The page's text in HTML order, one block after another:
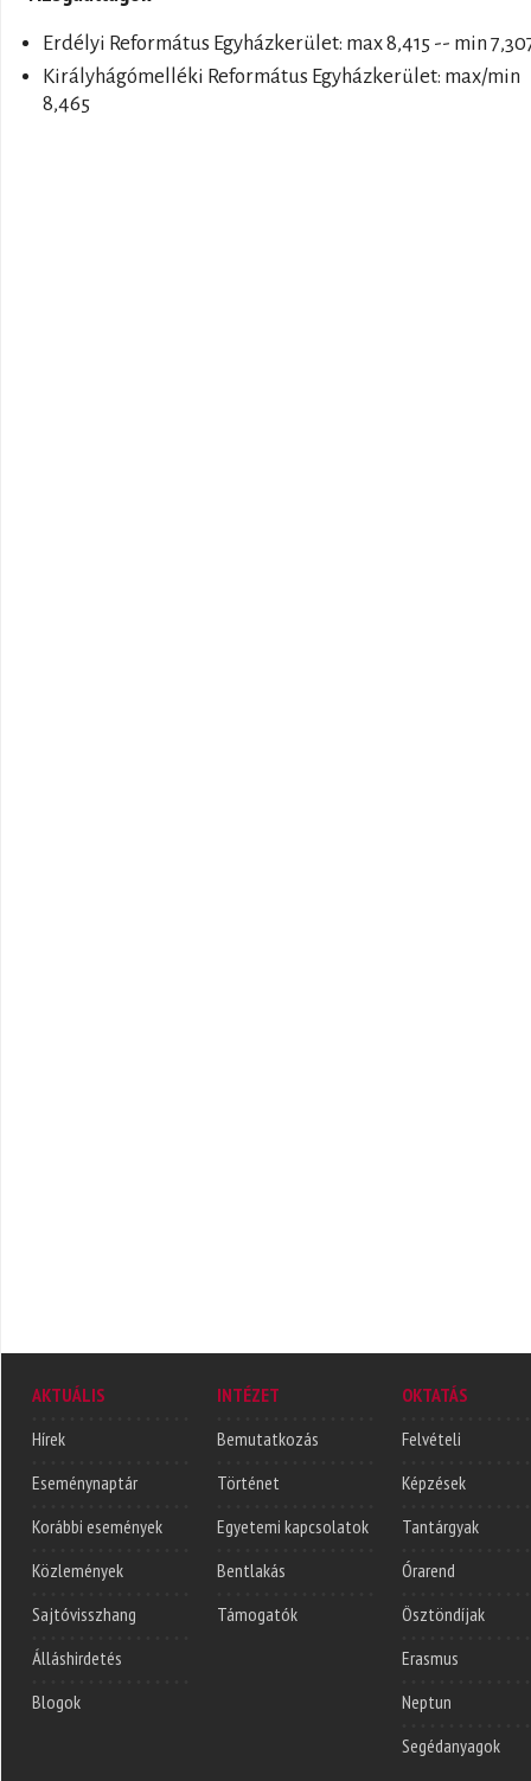
Erdélyi Református Egyházkerület: max 8,415 -- min
Királyhágómelléki Református Egyházkerület: max/min
8,465
AKTUÁLIS
Hírek
Eseménynaptár
Korábbi események
Közlemények
Sajtóvisszhang
Álláshirdetés
Blogok
INTÉZET
Bemutatkozás
Történet
Egyetemi kapcsolatok
Bentlakás
Támogatók
OKTATÁS
Felvételi
Képzések
Tantárgyak
Órarend
Ösztöndíjak
Erasmus
Neptun
Segédanyagok